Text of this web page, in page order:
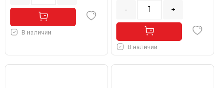
В наличии
- +
В наличии